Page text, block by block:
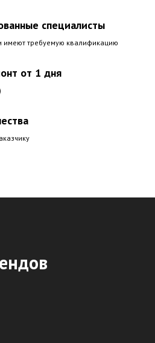
специалисты
имеют требуемую квалификацию
от 1 дня